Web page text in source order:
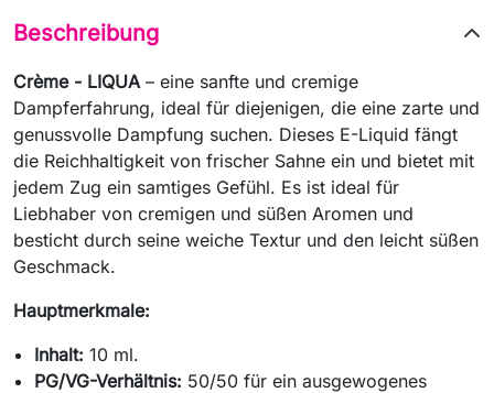
Beschreibung
Crème - LIQUA – eine sanfte und cremige
Dampferfahrung, ideal für diejenigen, die eine zarte und
genussvolle Dampfung suchen. Dieses E-Liquid fängt
die Reichhaltigkeit von frischer Sahne ein und bietet mit
jedem Zug ein samtiges Gefühl. Es ist ideal für
Liebhaber von cremigen und süßen Aromen und
besticht durch seine weiche Textur und den leicht süßen
Geschmack.
Hauptmerkmale:
Inhalt: 10 ml.
PG/VG-Verhältnis: 50/50 für ein ausgewogenes